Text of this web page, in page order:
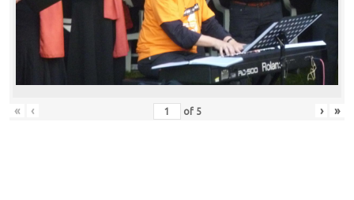
« ‹ of 5 › »